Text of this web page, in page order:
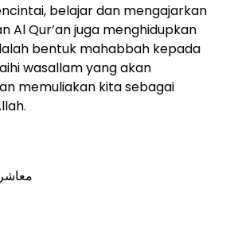
belajar dan mengajarkan
Al Qur’an juga menghidupkan
bentuk mahabbah kepada
wasallam yang akan
memuliakan kita sebagai